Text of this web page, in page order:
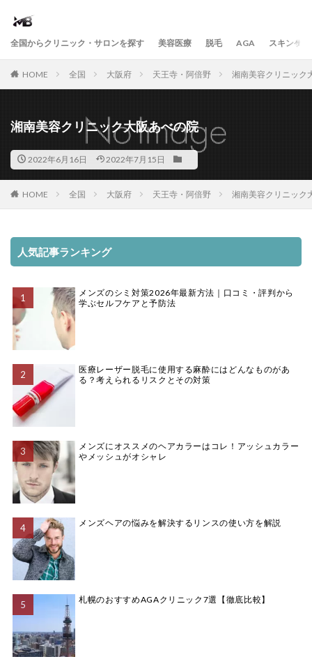
全国からクリニック・サロンを探す 美容医療 脱毛 AGA スキンケア
HOME 全国 大阪府 天王寺・阿倍野 湘南美容クリニック
湘南美容クリニック大阪あべの院
2022年6月16日 2022年7月15日
HOME 全国 大阪府 天王寺・阿倍野 湘南美容クリニック
人気記事ランキング
メンズのシミ対策2026年最新方法｜口コミ・評判から
学ぶセルフケアと予防法
医療レーザー脱毛に使用する麻酔にはどんなものがあ
る？考えられるリスクとその対策
メンズにオススメのヘアカラーはコレ！アッシュカラー
やメッシュがオシャレ
メンズヘアの悩みを解決するリンスの使い方を解説
札幌のおすすめAGAクリニック7選【徹底比較】